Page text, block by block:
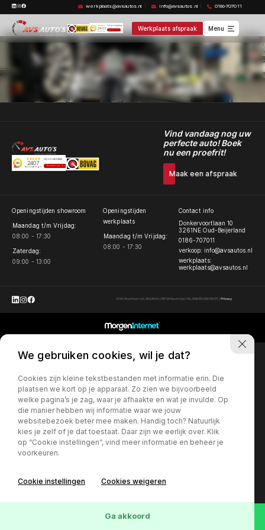
werkplaats@avsautos.nl info@avsautos.nl 0186-707011
Werkplaats afspraak Menu
VAG en Ford reparaties en
modificaties
Onderhoudsbeurt
Vind vandaag nog uw
perfecte auto! Boek
nu een proefrit!
Maak een afspraak
Openingstijden showroom
Maandag t/m Vrijdag:
08:00 - 17:30
Zaterdag:
09:00 - 13:00
Openingstijden
werkplaats
Maandag t/m Vrijdag:
08:00 - 17:30
Contact info
Donkervoortlaan 10
3261NE Oud-Beijerland
0186-707011
verkoop: info@avsautos.nl
werkplaats:
werkplaats@avsautos.nl
KVK Number: 66366844 | BTW Number: NL856516569B01 | Privacy
We gebruiken cookies, wil je dat?
Cookies zijn kleine tekstbestanden met informatie erin. Die
plaatsen we kort op je apparaat. Zo zien we bijvoorbeeld
welke pagina’s je zag, waar je afhaakte en wat je invulde. Op
die manier hebben wij informatie waar we jouw
websitebezoek beter mee maken. Handig toch? Natuurlijk
kies je zelf of je dat toestaat. Daar zijn we eerlijk over. Klik
op “Cookie instellingen”, vind meer informatie en beheer je
voorkeuren.
Cookie instellingen Cookies weigeren
Ga akkoord